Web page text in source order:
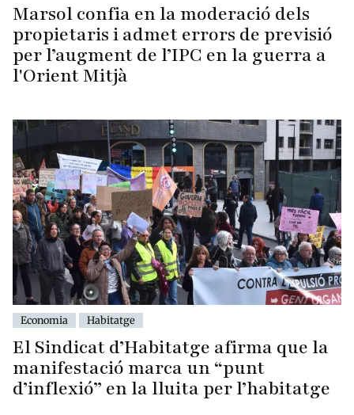
Marsol confia en la moderació dels
propietaris i admet errors de previsió
per l’augment de l’IPC en la guerra a
l'Orient Mitjà
Economia Habitatge
El Sindicat d’Habitatge afirma que la
manifestació marca un “punt
d’inflexió” en la lluita per l’habitatge